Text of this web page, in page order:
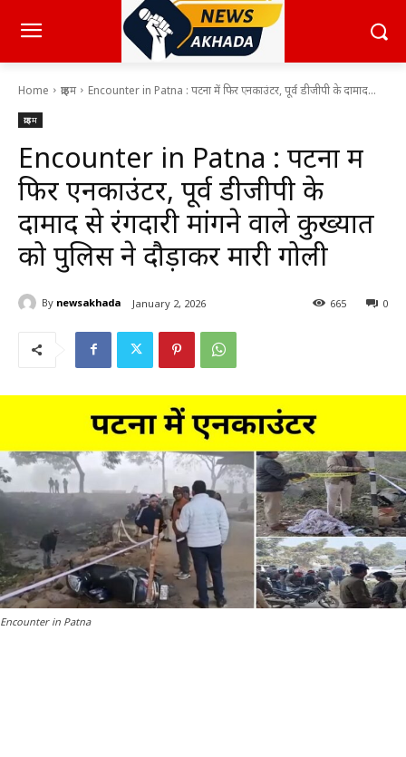
Home क्राइम Encounter in Patna : पटना में फिर एनकाउंटर, पूर्व डीजीपी के दामाद...
क्राइम
Encounter in Patna : पटना में
फिर एनकाउंटर, पूर्व डीजीपी के
दामाद से रंगदारी मांगने वाले कुख्यात
को पुलिस ने दौड़ाकर मारी गोली
By newsakhada January 2, 2026 0
665
Encounter in Patna